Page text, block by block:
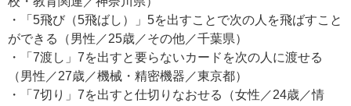
・「5飛び（5飛ばし）」5を出すことで次の人を飛ばすこと
ができる（男性／25歳／その他／千葉県）
・「7渡し」7を出すと要らないカードを次の人に渡せる
（男性／27歳／機械・精密機器／東京都）
・「7切り」7を出すと仕切りなおせる（女性／24歳／情